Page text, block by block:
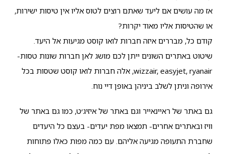
אז מה עושים אם ליעד שאתם רוצים לטוס אליו אין טיסות ישירות,
או שהטיסות אליו מאוד יקרות?
קודם כל, מבררים איזה חברות לואו קוסט מגיעות אל היעד.
שיטוט באתרים השונים ייתן לכם מושג לאן חברות שונות טסות-
wizzair, easyjet, ryanair, אלה חברות לואו קוסט שטסות בכל
אירופה וניתן לשלב ביניהן באופן דיי נוח.
גם באתר של ראיינאייר וגם באתר של איזיג׳ט, כמו גם באתר של
וויז ובאתרים אחרים- תמצאו מפת יעדים- בעצם כל היעדים
שחברת התעופה מגיעה אליהם. עם כמה מפות כאלו פתוחות